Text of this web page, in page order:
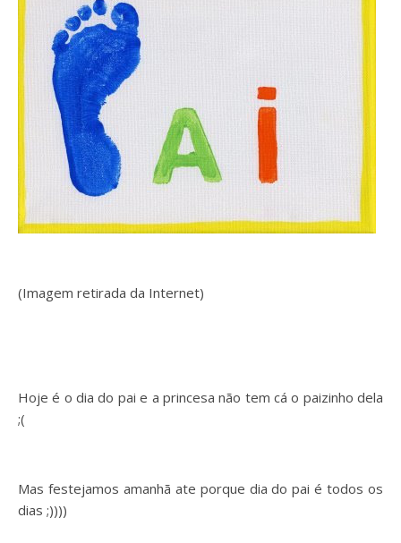
(Imagem retirada da Internet)
Hoje é o dia do pai e a princesa não tem cá o paizinho dela
;(
Mas festejamos amanhã ate porque dia do pai é todos os
dias ;))))